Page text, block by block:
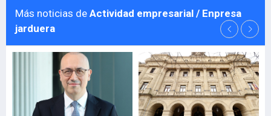
Más noticias de Actividad empresarial / Enpresa
jarduera